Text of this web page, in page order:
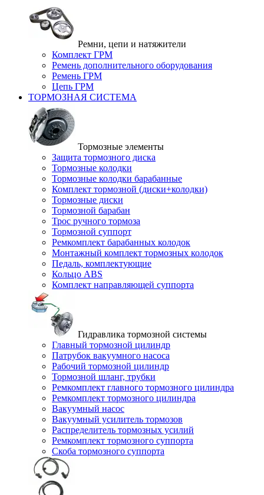
Ремни, цепи и натяжители
Комплект ГРМ
Ремень дополнительного оборудования
Ремень ГРМ
Цепь ГРМ
ТОРМОЗНАЯ СИСТЕМА
Тормозные элементы
Защита тормозного диска
Тормозные колодки
Тормозные колодки барабанные
Комплект тормозной (диски+колодки)
Тормозные диски
Тормозной барабан
Трос ручного тормоза
Тормозной суппорт
Ремкомплект барабанных колодок
Монтажный комплект тормозных колодок
Педаль, комплектующие
Кольцо ABS
Комплект направляющей суппорта
Гидравлика тормозной системы
Главный тормозной цилиндр
Патрубок вакуумного насоса
Рабочий тормозной цилиндр
Тормозной шланг, трубки
Ремкомплект главного тормозного цилиндра
Ремкомплект тормозного цилиндра
Вакуумный насос
Вакуумный усилитель тормозов
Распределитель тормозных усилий
Ремкомплект тормозного суппорта
Скоба тормозного суппорта